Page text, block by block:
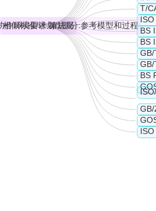
and realization by CMSE.
collaboration environment,